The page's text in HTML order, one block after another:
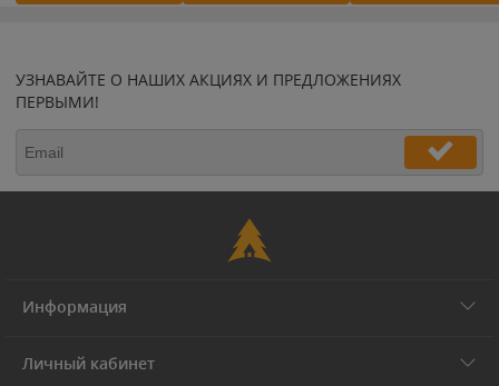
УЗНАВАЙТЕ О НАШИХ АКЦИЯХ И ПРЕДЛОЖЕНИЯХ
ПЕРВЫМИ!
Информация
Личный кабинет